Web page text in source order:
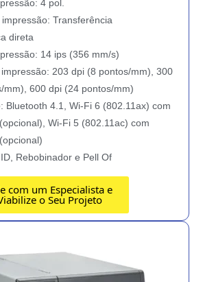
4 pol.
Transferência
direta
14 ips (356 mm/s)
203 dpi (8 pontos/mm), 300
mm), 600 dpi (24 pontos/mm)
Bluetooth 4.1, Wi-Fi 6 (802.11ax) com
Wi-Fi 5 (802.11ac) com
Rebobinador e Pell Of
com um Especialista e
o Seu Projeto